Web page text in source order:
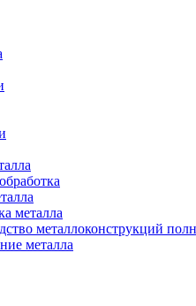
металла
металлоконструкций
металла